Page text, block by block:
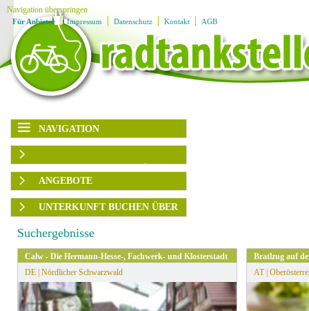
Navigation überspringen
Für Anbieter Impressum Datenschutz Kontakt AGB
NAVIGATION
Navigation überspringen
Karte
Ausflugsziele
Unterkünfte
Ladestationen
Angebote
Ausflugsplaner
Service
AUSFLUGSZIELE/UNTERKÜNFTE
Region
Rubrik
Ausflugsziele
Familien
Genuss
Kultur
Radfahren
Wandern
Wassersport
ANGEBOTE
Region
sortieren
» Alle Filter zurücksetzen
UNTERKUNFT BUCHEN ÜBER
BOOKING.com
HRS ▶
Suchergebnisse
Calw - Die Hermann-Hesse-, Fachwerk- und Klosterstadt
DE | Nördlicher Schwarzwald
Bratlzug auf
AT |